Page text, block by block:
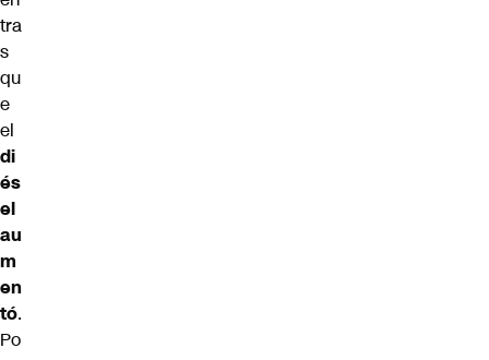
tra
s
qu
e
el
di
és
el
au
m
en
tó.
Po